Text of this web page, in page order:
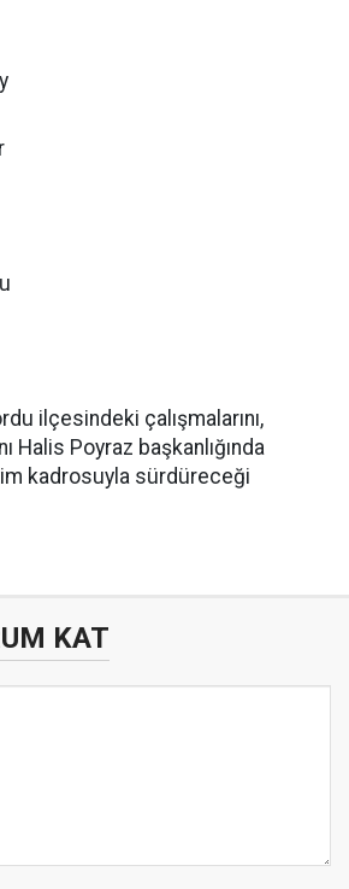
ilçesindeki çalışmalarını,
Halis Poyraz başkanlığında
kadrosuyla sürdüreceği
KAT